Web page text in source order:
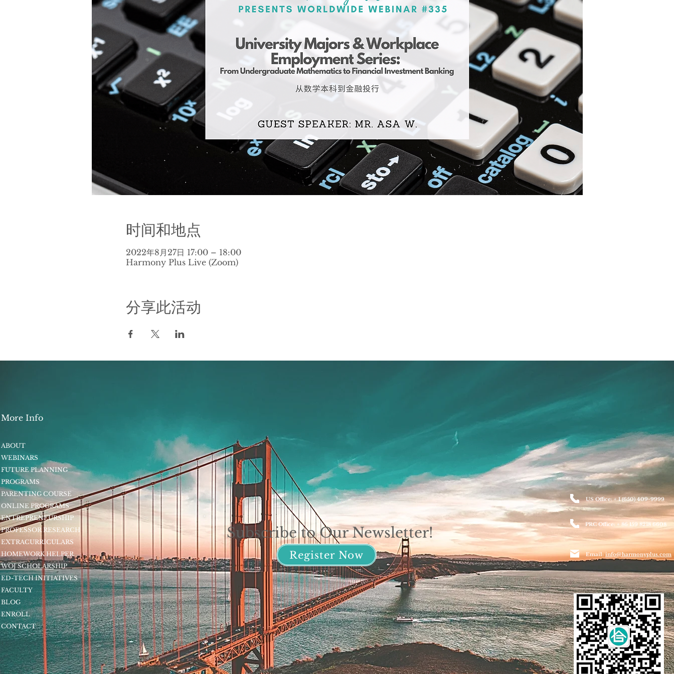
时间和地点
2022年8月27日 17:00 – 18:00
Harmony Plus Live (Zoom)
分享此活动
More Info
ABOUT
WEBINARS
FUTURE PLANNING
PROGRAMS
PARENTING COURSE
ONLINE PROGRAMS
ENTREPRENEURSHIP
PROFESSOR RESEARCH
EXTRACURRICULARS
HOMEWORK HELPER
WOJ SCHOLARSHIP
ED-TECH INITIATIVES
FACULTY
BLOG
ENROLL
CONTACT
Subscribe to Our Newsletter!
Register Now
US Office: + 1 (650) 409-9999
PRC Office: + 86 159 8218 6608
Email:info@harmonyplus.com